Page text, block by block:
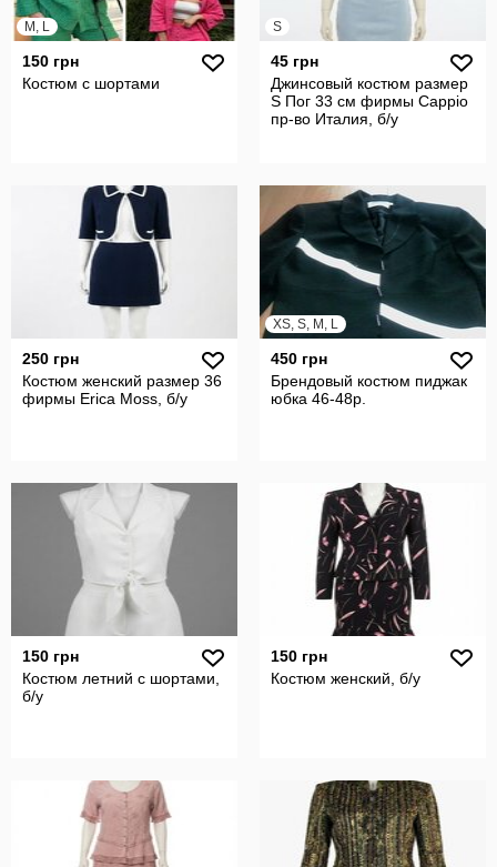
M, L
150 грн
Костюм с шортами
S
45 грн
Джинсовый костюм размер
S Пог 33 см фирмы Cappio
пр-во Италия, б/у
250 грн
Костюм женский размер 36
фирмы Erica Moss, б/у
XS, S, M, L
450 грн
Брендовый костюм пиджак
юбка 46-48р.
150 грн
Костюм летний с шортами,
б/у
150 грн
Костюм женский, б/у